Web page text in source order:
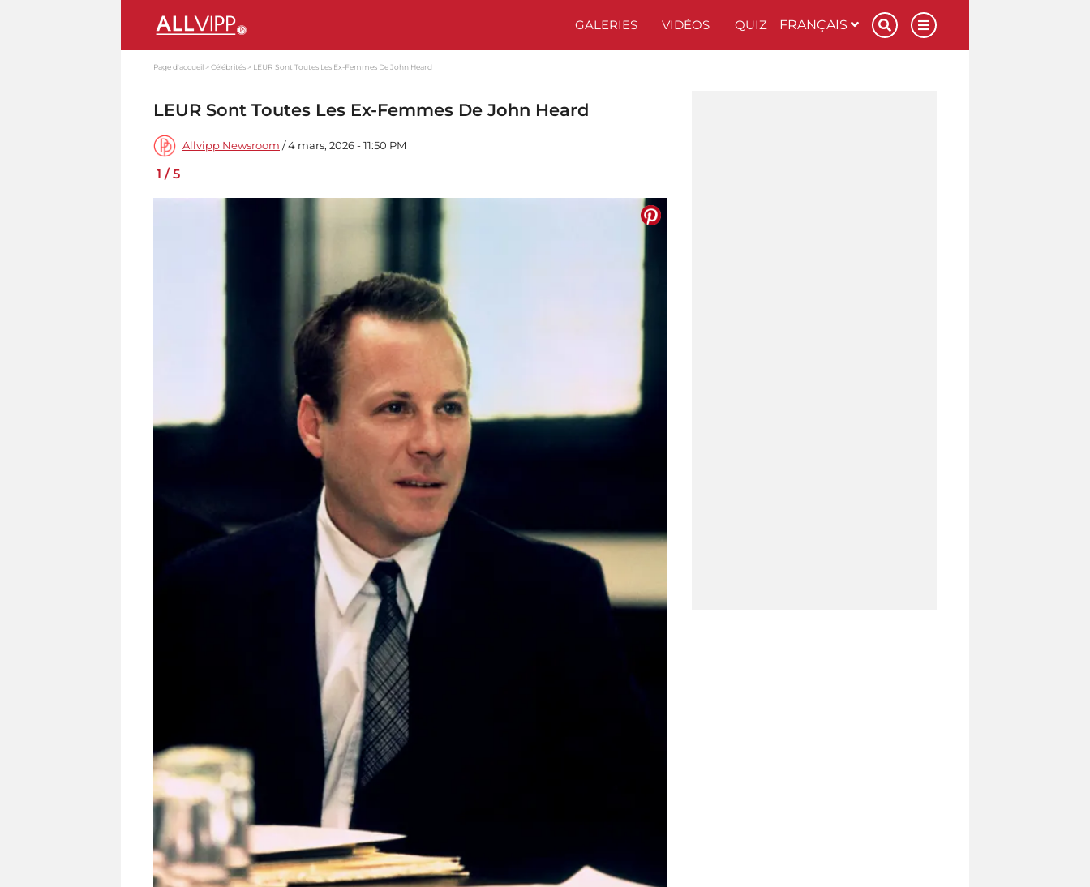
GALERIES VIDÉOS QUIZ FRANÇAIS
Page d'accueil Célébrités LEUR Sont Toutes Les Ex-Femmes De John Heard
LEUR Sont Toutes Les Ex-Femmes De John Heard
Allvipp Newsroom / 4 mars, 2026 - 11:50 PM
1 /5